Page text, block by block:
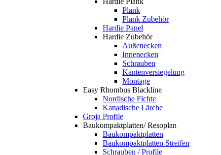
Plank
Plank Zubehör
Hardie Panel
Hardie Zubehör
Außenecken
Innenecken
Schrauben
Kantenversiegelung
Montage
Easy Rhombus Blackline
Nordische Fichte
Kanadische Lärche
Groja Profile
Baukompaktplatten/ Resoplan
Baukompaktplatten
Baukompaktplatten Streifen
Schrauben / Profile